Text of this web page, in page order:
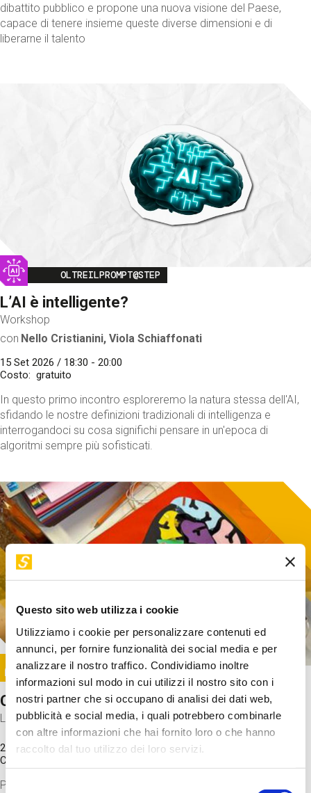
Questo sito web utilizza i cookie
Utilizziamo i cookie per personalizzare contenuti ed
annunci, per fornire funzionalità dei social media e per
analizzare il nostro traffico. Condividiamo inoltre
informazioni sul modo in cui utilizzi il nostro sito con i
nostri partner che si occupano di analisi dei dati web,
pubblicità e social media, i quali potrebbero combinarle
con altre informazioni che hai fornito loro o che hanno
raccolto dal tuo utilizzo dei loro servizi.
Selezione
dibattito pubblico e propone una nuova visione del Paese,
capace di tenere insieme queste diverse dimensioni e di
liberarne il talento
Image
OLTREILPROMPT@STEP
L’AI è intelligente?
Workshop
con Nello Cristianini, Viola Schiaffonati
15 Set 2026 / 18:30 - 20:00
Costo
gratuito
In questo primo incontro esploreremo la natura stessa dell'AI,
sfidando le nostre definizioni tradizionali di intelligenza e
interrogandoci su cosa significhi pensare in un'epoca di
algoritmi sempre più sofisticati.
Image
SUNDAY@STEP
Come funziona il cervello?
Laboratorio
20 Set 2026 / 11:15 - 13:00
Costo
Proveremo a costruire un cervello in cartoncino cercando di